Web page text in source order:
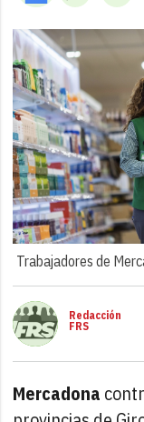
Trabajadores de
Redacción
FRS
Mercadona